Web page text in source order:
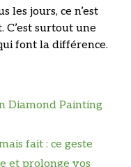
les jours, ce n’est
C’est surtout une
font la différence.
Diamond Painting
fait : ce geste
et prolonge vos